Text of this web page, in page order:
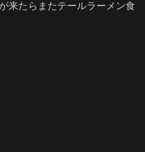
来たらまたテールラーメン食